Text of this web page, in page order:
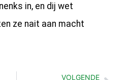
in, en dij wet
ze nait aan macht
VOLGENDE